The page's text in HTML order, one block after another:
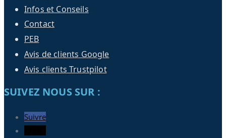
Infos et Conseils
Contact
PEB
Avis de clients Google
Avis clients Trustpilot
SUIVEZ NOUS SUR :
Suivre